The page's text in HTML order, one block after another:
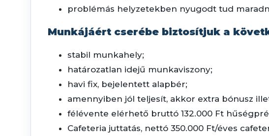
problémás helyzetekben nyugodt tud
Munkájáért cserébe biztosítjuk a
stabil munkahely;
határozatlan idejű munkaviszony;
havi fix, bejelentett alapbér;
amennyiben jól teljesít, akkor extra bónusz
félévente elérhető bruttó 132.000 Ft
Cafeteria juttatás, nettó 350.000 Ft/éves